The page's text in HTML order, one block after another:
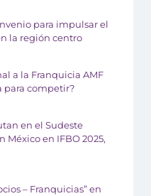
para impulsar el
la región centro
a la Franquicia AMF
para competir?
en el Sudeste
México en IFBO 2025,
– Franquicias” en